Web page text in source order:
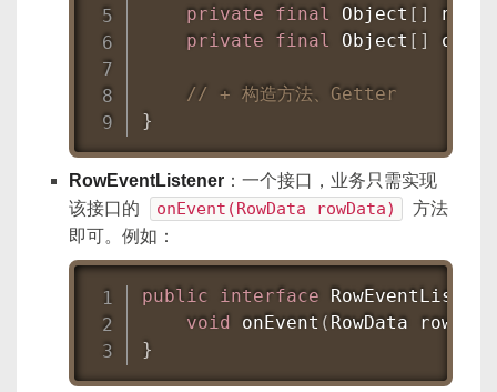
private
final Object [ ]
private
final Object [ ]
// + 构造方法、Getter
}
RowEventListener ：一个接口，业务只需实现
该接口的
onEvent(RowData rowData)
方法
即可。例如：
public interface
void
onEvent ( RowData rowData
}